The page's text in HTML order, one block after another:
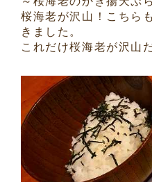
桜海老が沢山！こちら
きました。
これだけ桜海老が沢山